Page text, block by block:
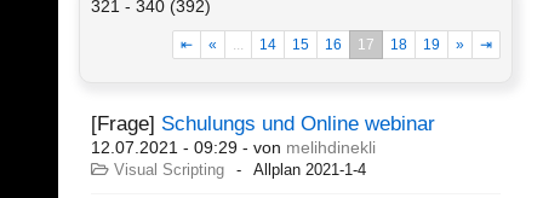
321 - 340 (392)
⇤ « ... 14 15 16 17 18 19 » ⇥
[Frage] Schulungs und Online webinar
12.07.2021 - 09:29 - von melihdinekli
Visual Scripting Allplan 2021-1-4